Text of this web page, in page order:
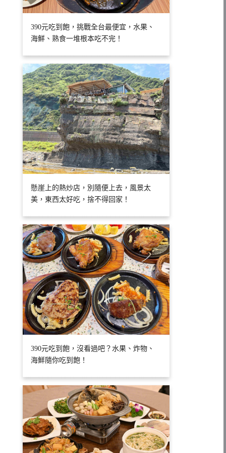
390元吃到飽，挑戰全台最便宜，水果、
海鮮、熟食一堆根本吃不完！
懸崖上的熱炒店，別隨便上去，風景太
美，東西太好吃，捨不得回家！
390元吃到飽，沒看過吧？水果、炸物、
海鮮隨你吃到飽！